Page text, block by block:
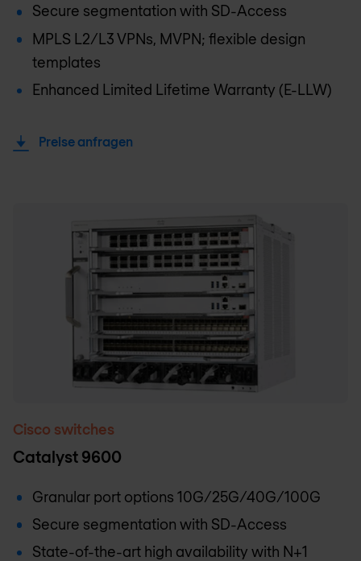
Secure segmentation with SD-Access
MPLS L2/L3 VPNs, MVPN; flexible design
templates
Enhanced Limited Lifetime Warranty (E-LLW)
Preise anfragen
Cisco switches
Catalyst 9600
Granular port options 10G/25G/40G/100G
Secure segmentation with SD-Access
State-of-the-art high availability with N+1